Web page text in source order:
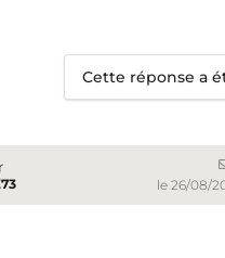
Cette réponse a
le 26/08/